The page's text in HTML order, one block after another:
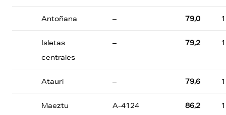
Antoñana – 79,0
Isletas
centrales
– 79,2
Atauri – 79,6
Maeztu A-4124 86,2